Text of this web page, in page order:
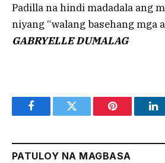
Padilla na hindi madadala ang
niyang “walang basehang mga
GABRYELLE DUMALAG
FacebookTwitter Pinterest
PATULOY NA MAGBASA